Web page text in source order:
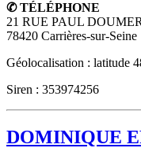
✆ TÉLÉPHONE
21 RUE PAUL DOUMER
78420 Carrières-sur-Seine
Géolocalisation : latitude
Siren : 353974256
DOMINIQUE